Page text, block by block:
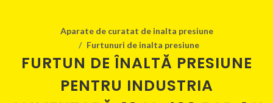
Aparate de curatat de inalta presiune
Furtunuri de inalta presiune
FURTUN DE ÎNALTĂ PRESIUNE
PENTRU INDUSTRIA